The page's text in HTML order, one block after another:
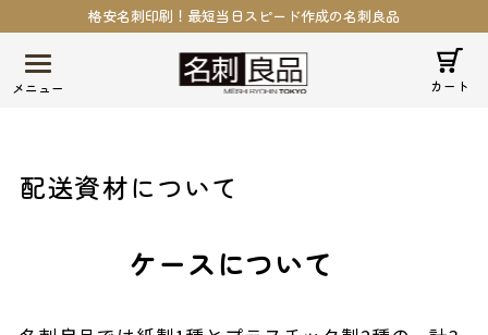
格安名刺印刷！最短当日スピード作成の名刺良品
カート
配送資材について
ケースについて